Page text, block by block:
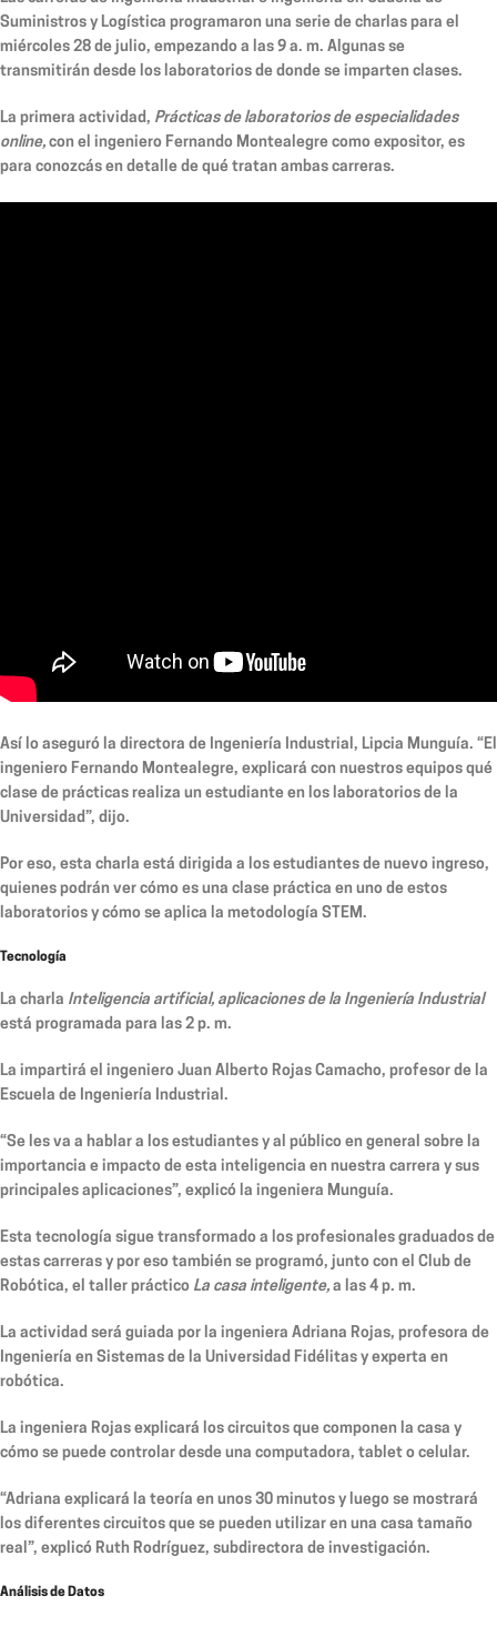
Suministros y Logística programaron una serie de charlas para el
miércoles 28 de julio, empezando a las 9 a. m. Algunas se
transmitirán desde los laboratorios de donde se imparten clases.
La primera actividad, Prácticas de laboratorios de especialidades
online, con el ingeniero Fernando Montealegre como expositor, es
para conozcás en detalle de qué tratan ambas carreras.
Así lo aseguró la directora de Ingeniería Industrial, Lipcia Munguía. “El
ingeniero Fernando Montealegre, explicará con nuestros equipos qué
clase de prácticas realiza un estudiante en los laboratorios de la
Universidad”, dijo.
Por eso, esta charla está dirigida a los estudiantes de nuevo ingreso,
quienes podrán ver cómo es una clase práctica en uno de estos
laboratorios y cómo se aplica la metodología STEM.
Tecnología
La charla Inteligencia artificial, aplicaciones de la Ingeniería Industrial
está programada para las 2 p. m.
La impartirá el ingeniero Juan Alberto Rojas Camacho, profesor de la
Escuela de Ingeniería Industrial.
“Se les va a hablar a los estudiantes y al público en general sobre la
importancia e impacto de esta inteligencia en nuestra carrera y sus
principales aplicaciones”, explicó la ingeniera Munguía.
Esta tecnología sigue transformado a los profesionales graduados de
estas carreras y por eso también se programó, junto con el Club de
Robótica, el taller práctico La casa inteligente, a las 4 p. m.
La actividad será guiada por la ingeniera Adriana Rojas, profesora de
Ingeniería en Sistemas de la Universidad Fidélitas y experta en
robótica.
La ingeniera Rojas explicará los circuitos que componen la casa y
cómo se puede controlar desde una computadora, tablet o celular.
“Adriana explicará la teoría en unos 30 minutos y luego se mostrará
los diferentes circuitos que se pueden utilizar en una casa tamaño
real”, explicó Ruth Rodríguez, subdirectora de investigación.
Análisis de Datos